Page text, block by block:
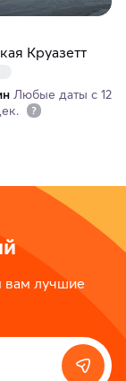
Круазетт
Любые даты с 12
вам лучшие